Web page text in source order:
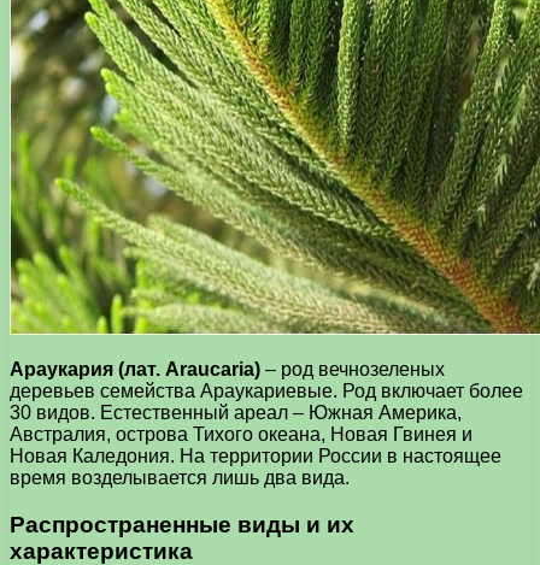
Араукария (лат. Araucaria) – род вечнозеленых
деревьев семейства Араукариевые. Род включает более
30 видов. Естественный ареал – Южная Америка,
Австралия, острова Тихого океана, Новая Гвинея и
Новая Каледония. На территории России в настоящее
время возделывается лишь два вида.
Распространенные виды и их
характеристика